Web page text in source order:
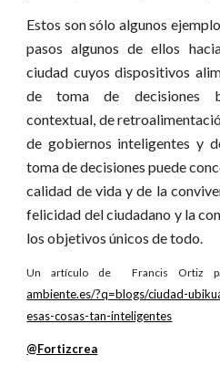
Estos son sólo algunos
pasos algunos de ellos
ciudad cuyos dispositivos
de toma de decisiones
contextual, de
de gobiernos inteligentes y
toma de decisiones puede
calidad de vida y de la
felicidad del ciudadano y la
los objetivos únicos de todo.
Un artículo de Francis Ortiz
ambiente.es/?q=blogs/ciudad-
esas-cosas-tan-inteligentes
@Fortizcrea